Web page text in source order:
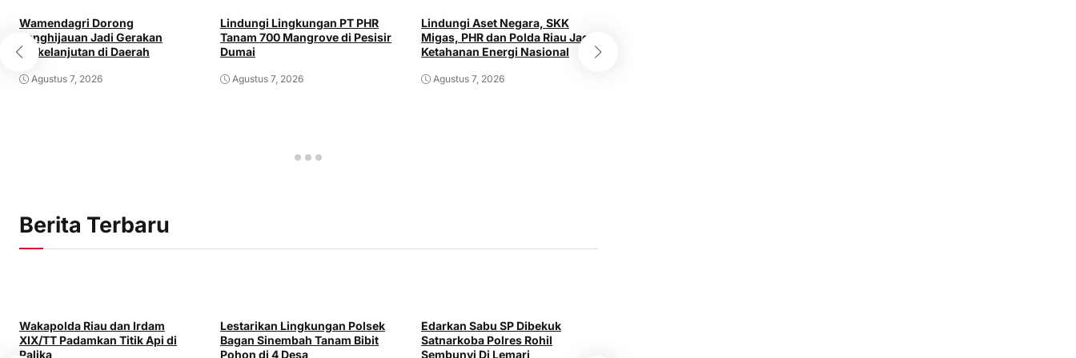
Wamendagri Dorong
Penghijauan Jadi Gerakan
Berkelanjutan di Daerah
Agustus 7, 2026
Lindungi Lingkungan PT PHR
Tanam 700 Mangrove di Pesisir
Dumai
Agustus 7, 2026
Lindungi Aset Negara, SKK
Migas, PHR dan Polda Riau Jaga
Ketahanan Energi Nasional
Agustus 7, 2026
Berita Terbaru
Wakapolda Riau dan Irdam
XIX/TT Padamkan Titik Api di
Palika
Lestarikan Lingkungan Polsek
Bagan Sinembah Tanam Bibit
Pohon di 4 Desa
Edarkan Sabu SP Dibekuk
Satnarkoba Polres Rohil
Sembunyi Di Lemari